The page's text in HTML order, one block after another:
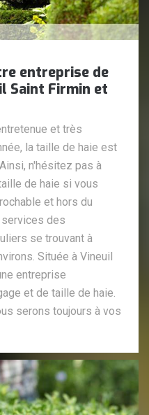
entreprise de
Saint Firmin et
et très
la taille de haie est
n'hésitez pas à
de haie si vous
et hors du
services des
se trouvant à
Située à Vineuil
entreprise
et de taille de haie.
serons toujours à vos